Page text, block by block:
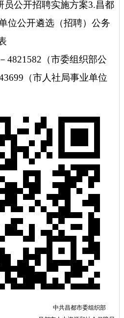
员公开招聘实施方案3.昌都
位公开遴选（招聘）公务
4821582（市委组织部公
（市人社局事业单位
中共昌都市委组织部